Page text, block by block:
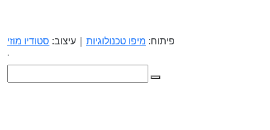
פיתוח: מיפו טכנולוגיות | עיצוב: סטודיו מוזי
.